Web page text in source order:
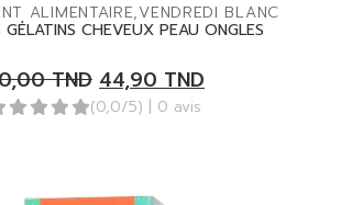
ALIMENTAIRE,VENDREDI BLANC
CHEVEUX PEAU ONGLES
TND 44,90TND
(0,0/5) | 0 avis